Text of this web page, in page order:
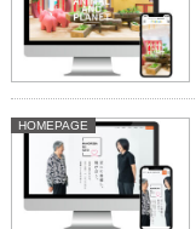
HOMEPAGE